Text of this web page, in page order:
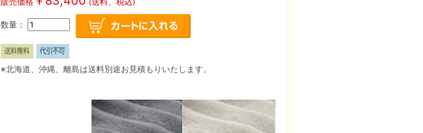
数量：
※北海道、沖縄、離島は送料別途お見積もりいたします。